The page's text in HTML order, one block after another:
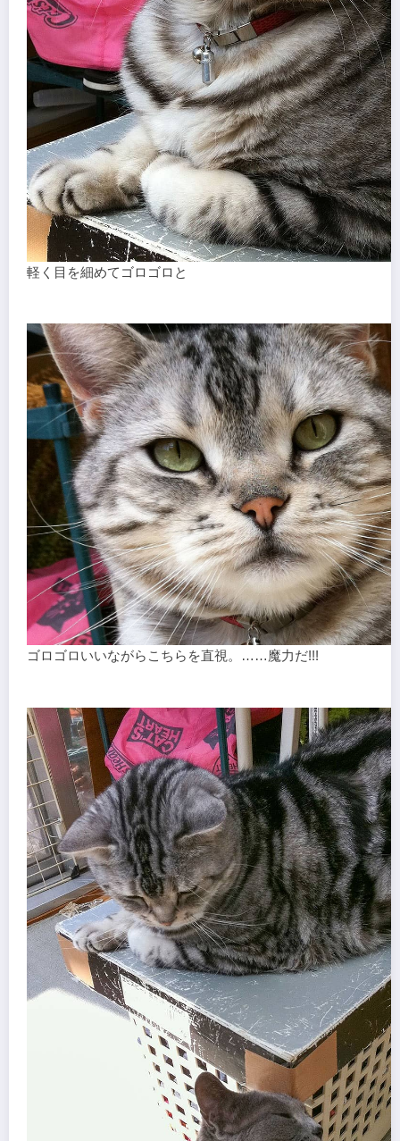
軽く目を細めてゴロゴロと
ゴロゴロいいながらこちらを直視。……魔力だ!!!